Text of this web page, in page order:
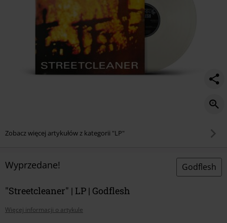
Zobacz więcej artykułów z kategorii "LP"
Wyprzedane! Godflesh
"Streetcleaner" | LP | Godflesh
Więcej informacji o artykule